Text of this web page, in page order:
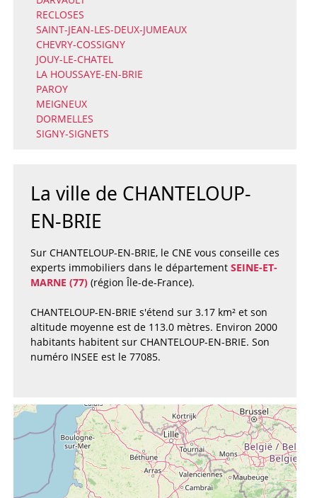
RECLOSES
SAINT-JEAN-LES-DEUX-JUMEAUX
CHEVRY-COSSIGNY
JOUY-LE-CHATEL
LA HOUSSAYE-EN-BRIE
PAROY
MEIGNEUX
DORMELLES
SIGNY-SIGNETS
La ville de CHANTELOUP-
EN-BRIE
Sur CHANTELOUP-EN-BRIE, le CNE vous conseille ces
experts immobiliers dans le département SEINE-ET-
MARNE (77)(région Île-de-France).
CHANTELOUP-EN-BRIE s'étend sur 3.17 km² et son
altitude moyenne est de 113.0 mètres. Environ 2000
habitants habitent sur CHANTELOUP-EN-BRIE. Son
numéro INSEE est le 77085.